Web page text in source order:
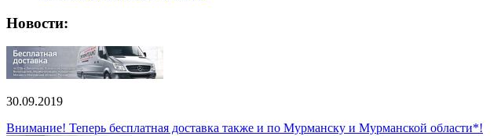
Новости:
30.09.2019
Внимание! Теперь бесплатная доставка также и по Мурманску и Мурманской области*!